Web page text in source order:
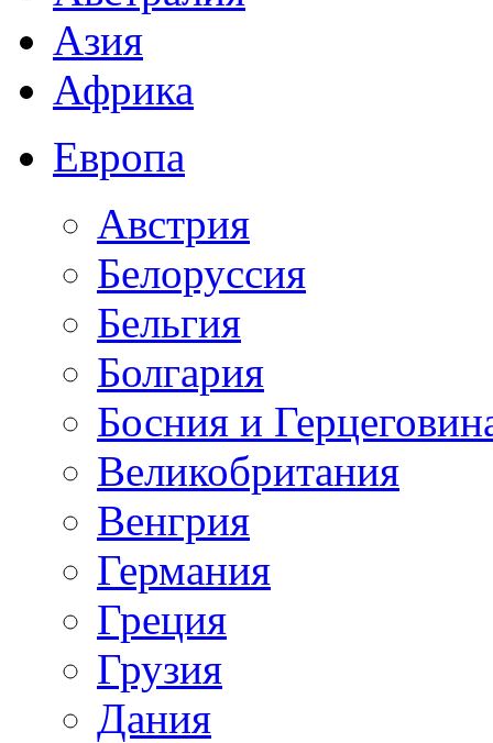
Азия
Африка
Европа
Австрия
Белоруссия
Бельгия
Болгария
Босния и
Великобритания
Венгрия
Германия
Греция
Грузия
Дания